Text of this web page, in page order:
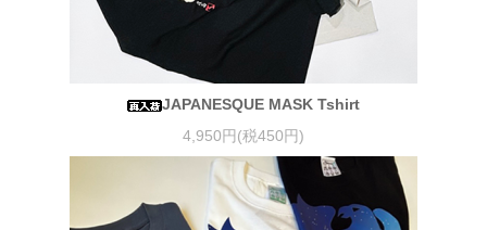
JAPANESQUE MASK Tshirt
4,950円(税450円)